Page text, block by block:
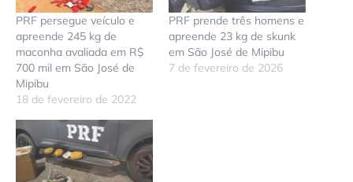
PRF persegue veículo e
apreende 245 kg de
maconha avaliada em R$
700 mil em São José de
Mipibu
18 de fevereiro de 2022
PRF prende três homens e
apreende 23 kg de skunk
em São José de Mipibu
7 de fevereiro de 2026